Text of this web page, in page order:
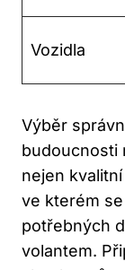
Vozidla
Výběr
budoucnosti
nejen
ve kterém
potřebných
volantem.